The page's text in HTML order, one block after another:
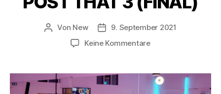
Von New
9. September 2021
Keine Kommentare